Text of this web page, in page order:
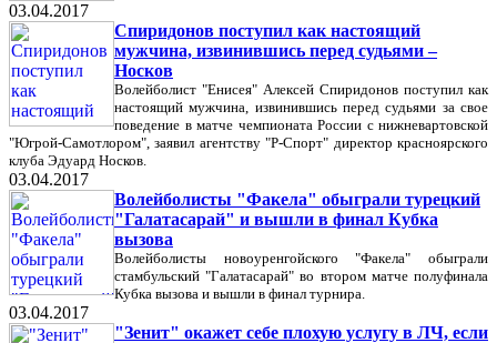
03.04.2017
Спиридонов поступил как настоящий
мужчина, извинившись перед судьями –
Носков
Волейболист "Енисея" Алексей Спиридонов поступил как
настоящий мужчина, извинившись перед судьями за свое
поведение в матче чемпионата России c нижневартовской
"Югрой-Самотлором", заявил агентству "Р-Спорт" директор красноярского
клуба Эдуард Носков.
03.04.2017
Волейболисты "Факела" обыграли турецкий
"Галатасарай" и вышли в финал Кубка
вызова
Волейболисты новоуренгойского "Факела" обыграли
стамбульский "Галатасарай" во втором матче полуфинала
Кубка вызова и вышли в финал турнира.
03.04.2017
"Зенит" окажет себе плохую услугу в ЛЧ, если